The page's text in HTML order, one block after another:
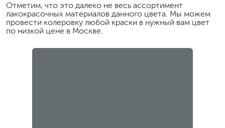
Отметим, что это далеко не весь ассортимент
лакокрасочных материалов данного цвета. Мы можем
провести колеровку любой краски в нужный вам цвет
по низкой цене в Москве.